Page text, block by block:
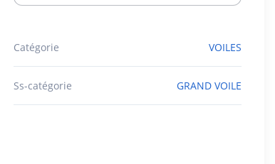
Catégorie VOILES
Ss-catégorie GRAND VOILE